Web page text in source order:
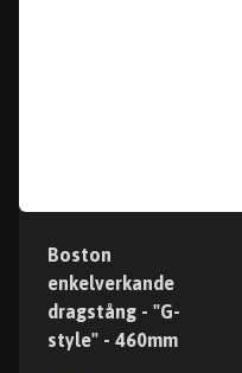
Boston
enkelverkande
dragstång - "G-
style" - 460mm